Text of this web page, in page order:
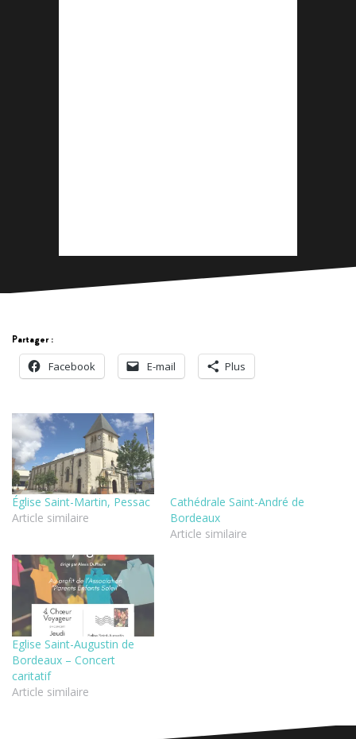
Partager :
Facebook
E-mail Plus
Église Saint-Martin, Pessac
Article similaire
Cathédrale Saint-André de
Bordeaux
Article similaire
Eglise Saint-Augustin de
Bordeaux – Concert
caritatif
Article similaire